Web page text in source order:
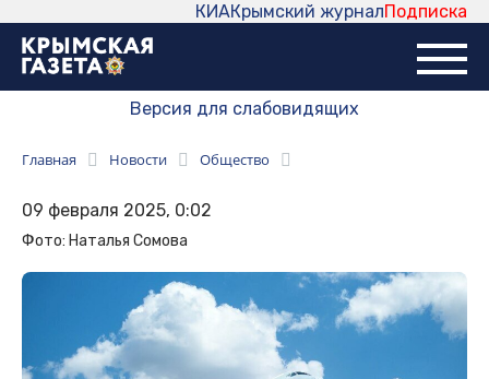
Подписка
Крымский журнал
КИА
Версия для слабовидящих
Главная Новости Общество
09 февраля 2025, 0:02
Фото: Наталья Сомова